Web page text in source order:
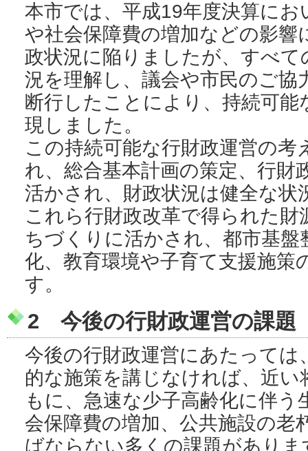
本市では、平成19年度決算に
や社会保障費の増加などの影響
政状況に陥りましたが、すべて
況を理解し、議会や市民のご協
断行したことにより、持続可能
現しました。
この持続可能な行財政運営の考
れ、総合基本計画の策定、行財
活かされ、財政状況は健全な状
これら行財政改革で得られた
ちづくりに活かされ、都市基盤
化、教育環境や子育て支援施策
す。
2 今後の行財政運営の課題
今後の行財政運営にあたっては
的な施策を講じなければ、近
もに、急速な少子高齢化に伴う
会保障費の増加、公共施設の老
ばならない多くの課題がありま